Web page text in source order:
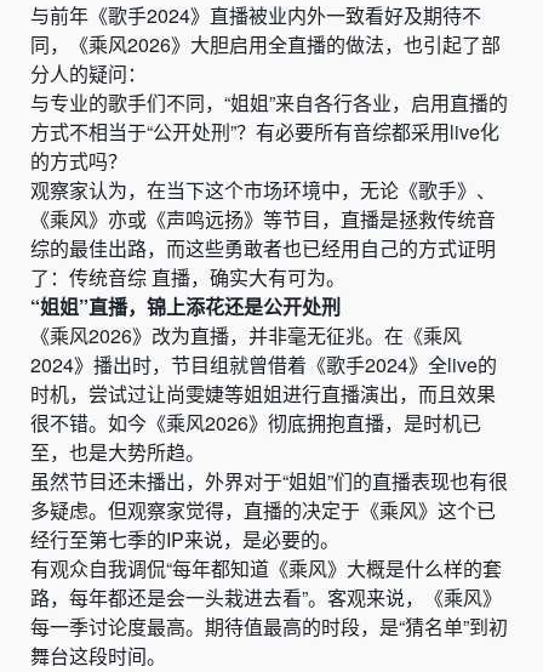
与前年《歌手2024》直播被业内外一致看好及期待不
同，《乘风2026》大胆启用全直播的做法，也引起了部
分人的疑问：
与专业的歌手们不同，“姐姐”来自各行各业，启用直播的
方式不相当于“公开处刑”？有必要所有音综都采用live化
的方式吗？
观察家认为，在当下这个市场环境中，无论《歌手》、
《乘风》亦或《声鸣远扬》等节目，直播是拯救传统音
综的最佳出路，而这些勇敢者也已经用自己的方式证明
了：传统音综 直播，确实大有可为。
“姐姐”直播，锦上添花还是公开处刑
《乘风2026》改为直播，并非毫无征兆。在《乘风
2024》播出时，节目组就曾借着《歌手2024》全live的
时机，尝试过让尚雯婕等姐姐进行直播演出，而且效果
很不错。如今《乘风2026》彻底拥抱直播，是时机已
至，也是大势所趋。
虽然节目还未播出，外界对于“姐姐”们的直播表现也有很
多疑虑。但观察家觉得，直播的决定于《乘风》这个已
经行至第七季的IP来说，是必要的。
有观众自我调侃“每年都知道《乘风》大概是什么样的套
路，每年都还是会一头栽进去看”。客观来说，《乘风》
每一季讨论度最高。期待值最高的时段，是“猜名单”到初
舞台这段时间。